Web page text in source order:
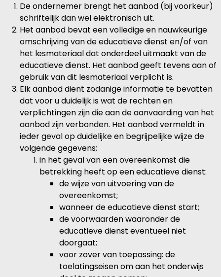
De ondernemer brengt het aanbod (bij voorkeur)
schriftelijk dan wel elektronisch uit.
Het aanbod bevat een volledige en nauwkeurige
omschrijving van de educatieve dienst en/of van
het lesmateriaal dat onderdeel uitmaakt van de
educatieve dienst. Het aanbod geeft tevens aan of
gebruik van dit lesmateriaal verplicht is.
Elk aanbod dient zodanige informatie te bevatten
dat voor u duidelijk is wat de rechten en
verplichtingen zijn die aan de aanvaarding van het
aanbod zijn verbonden. Het aanbod vermeldt in
ieder geval op duidelijke en begrijpelijke wijze de
volgende gegevens;
in het geval van een overeenkomst die
betrekking heeft op een educatieve dienst:
de wijze van uitvoering van de
overeenkomst;
wanneer de educatieve dienst start;
de voorwaarden waaronder de
educatieve dienst eventueel niet
doorgaat;
voor zover van toepassing: de
toelatingseisen om aan het onderwijs